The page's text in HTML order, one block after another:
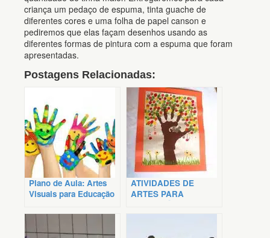
criança um pedaço de espuma, tinta guache de
diferentes cores e uma folha de papel canson e
pediremos que elas façam desenhos usando as
diferentes formas de pintura com a espuma que foram
apresentadas.
Postagens Relacionadas:
Plano de Aula: Artes
Visuais para Educação
ATIVIDADES DE
ARTES PARA
EDUCAÇÃO INFANTIL